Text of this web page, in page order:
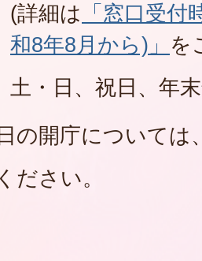
(詳細は 「窓口受
和8年8月から)」 を
土・日、祝日、年
の開庁については
ださい。